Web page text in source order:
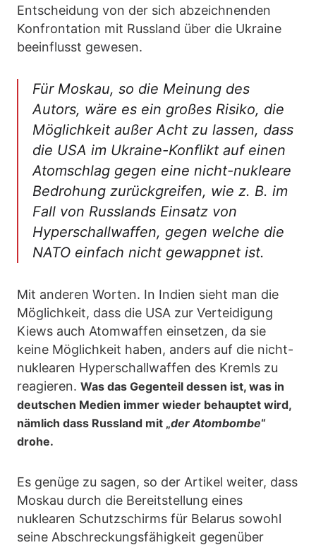
Entscheidung von der sich abzeichnenden
Konfrontation mit Russland über die Ukraine
beeinflusst gewesen.
Für Moskau, so die Meinung des
Autors, wäre es ein großes Risiko, die
Möglichkeit außer Acht zu lassen, dass
die USA im Ukraine-Konflikt auf einen
Atomschlag gegen eine nicht-nukleare
Bedrohung zurückgreifen, wie z. B. im
Fall von Russlands Einsatz von
Hyperschallwaffen, gegen welche die
NATO einfach nicht gewappnet ist.
Mit anderen Worten. In Indien sieht man die
Möglichkeit, dass die USA zur Verteidigung
Kiews auch Atomwaffen einsetzen, da sie
keine Möglichkeit haben, anders auf die nicht-
nuklearen Hyperschallwaffen des Kremls zu
reagieren. Was das Gegenteil dessen ist, was in
deutschen Medien immer wieder behauptet wird,
nämlich dass Russland mit „der Atombombe“
drohe.
Es genüge zu sagen, so der Artikel weiter, dass
Moskau durch die Bereitstellung eines
nuklearen Schutzschirms für Belarus sowohl
seine Abschreckungsfähigkeit gegenüber